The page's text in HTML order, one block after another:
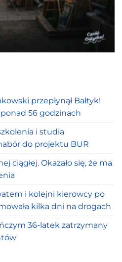
przepłynął Bałtyk!
56 godzinach
i studia
do projektu BUR
ciągłej. Okazało się, że ma
i kolejni kierowcy po
kilka dni na drogach
36-latek zatrzymany